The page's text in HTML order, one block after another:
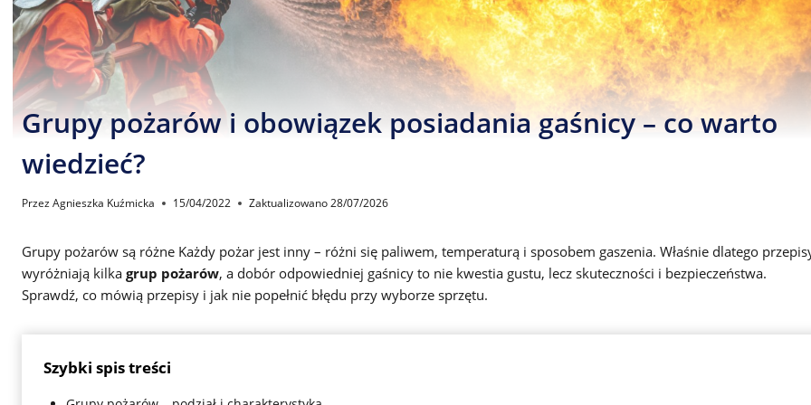
Grupy pożarów i obowiązek posiadania gaśnicy – co warto
wiedzieć?
PrzezAgnieszka Kuźmicka 15/04/2022 Zaktualizowano28/07/2026
Grupy pożarów są różne Każdy pożar jest inny – różni się paliwem, temperaturą i sposobem gaszenia. Właśnie dlatego
wyróżniają kilka grup pożarów, a dobór odpowiedniej gaśnicy to nie kwestia gustu, lecz skuteczności i bezpieczeństwa.
Sprawdź, co mówią przepisy i jak nie popełnić błędu przy wyborze sprzętu.
Szybki spis treści